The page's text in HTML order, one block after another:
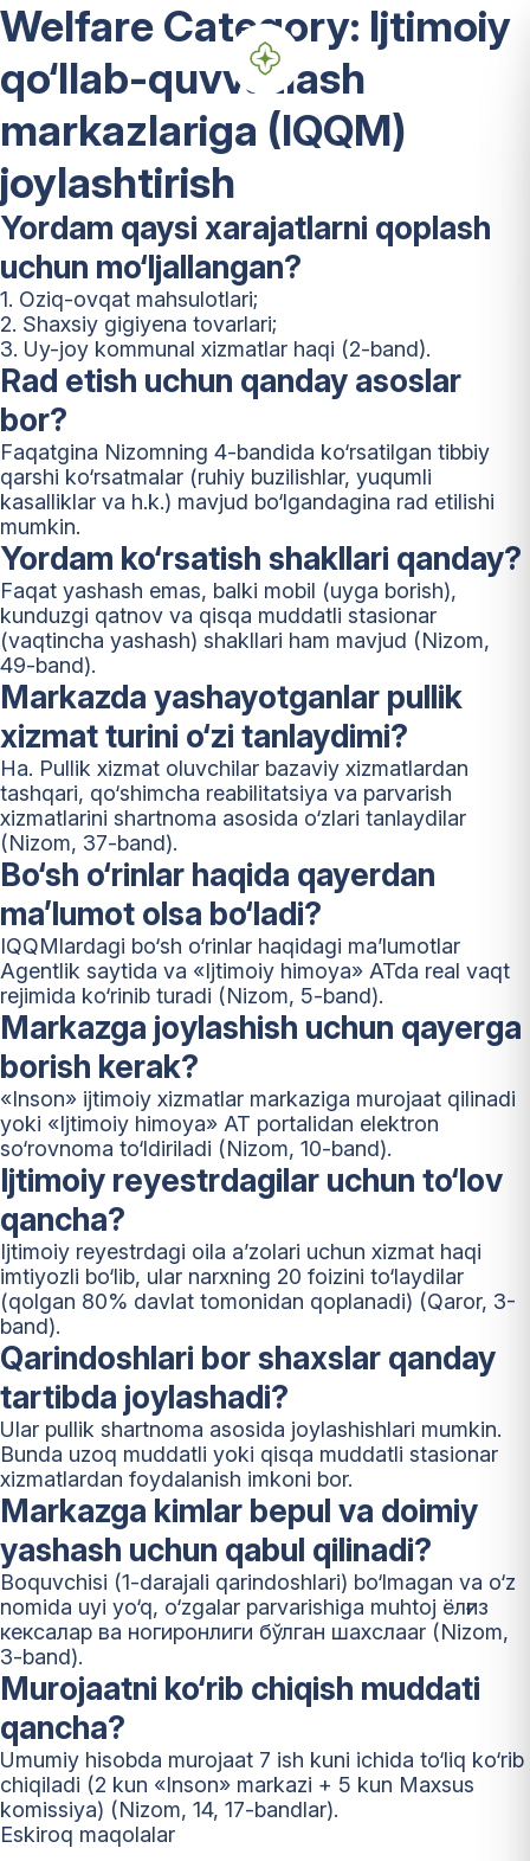
Welfare Category: Ijtimoiy
qo‘llab-quvvatlash
markazlariga (IQQM)
joylashtirish
Yordam qaysi xarajatlarni qoplash
uchun mo‘ljallangan?
1. Oziq-ovqat mahsulotlari;
2. Shaxsiy gigiyena tovarlari;
3. Uy-joy kommunal xizmatlar haqi (2-band).
Rad etish uchun qanday asoslar
bor?
Faqatgina Nizomning 4-bandida ko‘rsatilgan tibbiy
qarshi ko‘rsatmalar (ruhiy buzilishlar, yuqumli
kasalliklar va h.k.) mavjud bo‘lgandagina rad etilishi
mumkin.
Yordam ko‘rsatish shakllari qanday?
Faqat yashash emas, balki mobil (uyga borish),
kunduzgi qatnov va qisqa muddatli stasionar
(vaqtincha yashash) shakllari ham mavjud (Nizom,
49-band).
Markazda yashayotganlar pullik
xizmat turini o‘zi tanlaydimi?
Ha. Pullik xizmat oluvchilar bazaviy xizmatlardan
tashqari, qo‘shimcha reabilitatsiya va parvarish
xizmatlarini shartnoma asosida o‘zlari tanlaydilar
(Nizom, 37-band).
Bo‘sh o‘rinlar haqida qayerdan
ma’lumot olsa bo‘ladi?
IQQMlardagi bo‘sh o‘rinlar haqidagi ma’lumotlar
Agentlik saytida va «Ijtimoiy himoya» ATda real vaqt
rejimida ko‘rinib turadi (Nizom, 5-band).
Markazga joylashish uchun qayerga
borish kerak?
«Inson» ijtimoiy xizmatlar markaziga murojaat qilinadi
yoki «Ijtimoiy himoya» AT portalidan elektron
so‘rovnoma to‘ldiriladi (Nizom, 10-band).
Ijtimoiy reyestrdagilar uchun to‘lov
qancha?
Ijtimoiy reyestrdagi oila a’zolari uchun xizmat haqi
imtiyozli bo‘lib, ular narxning 20 foizini to‘laydilar
(qolgan 80% davlat tomonidan qoplanadi) (Qaror, 3-
band).
Qarindoshlari bor shaxslar qanday
tartibda joylashadi?
Ular pullik shartnoma asosida joylashishlari mumkin.
Bunda uzoq muddatli yoki qisqa muddatli stasionar
xizmatlardan foydalanish imkoni bor.
Markazga kimlar bepul va doimiy
yashash uchun qabul qilinadi?
Boquvchisi (1-darajali qarindoshlari) bo‘lmagan va o‘z
nomida uyi yo‘q, o‘zgalar parvarishiga muhtoj ёлғиз
кексалар ва ногиронлиги бўлган шахслаar (Nizom,
3-band).
Murojaatni ko‘rib chiqish muddati
qancha?
Umumiy hisobda murojaat 7 ish kuni ichida to‘liq ko‘rib
chiqiladi (2 kun «Inson» markazi + 5 kun Maxsus
komissiya) (Nizom, 14, 17-bandlar).
Maqolalar
Eskiroq maqolalar